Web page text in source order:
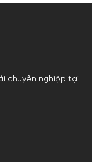
chuyên nghiệp tại